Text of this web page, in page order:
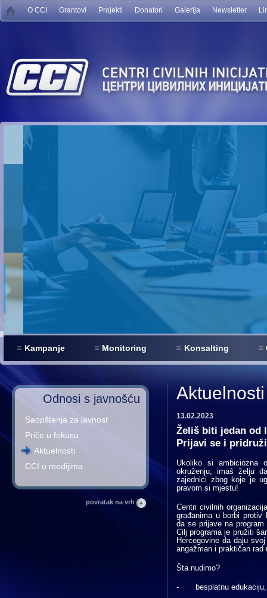
O CCI Grantovi Projekti Donatori Galerija Newsletter
Kampanje Monitoring Konsalting
Odnosi s javnošću
Saopštenja za javnost
Priče u fokusu
Aktuelnosti
CCI u medijima
povratak na vrh
Aktuelnosti
13.02.2023
Želiš biti jedan od
Prijavi se i
Ukoliko si ambiciozna
okruženju, imaš želju
zajednici zbog koje je
pravom si mjestu!
Centri civilnih
građanima u borbi protiv
da se prijave na
Cilj programa je pružiti
Hercegovine da daju
angažman i praktičan rad
Šta nudimo?
- besplatnu edukaciju,